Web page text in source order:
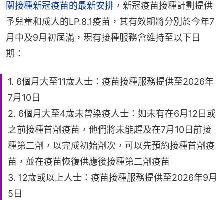
關接種新冠疫苗的最新安排 ，新冠疫苗接種計劃提供
予兒童和成人的LP.8.1疫苗，其有效期將分別於今年7
月中及9月初屆滿，現有接種服務會維持至以下日
期：
1. 6個月大至11歲人士：疫苗接種服務提供至2026年
7月10日
2. 6個月大至4歲未曾染疫人士：如未有在6月12日或
之前接種首劑疫苗，他們將未能趕及在7月10日前接
種第二劑，以完成初始劑次，可以先預約接種首劑疫
苗，並在疫苗恢復供應後接種第二劑疫苗
3. 12歲或以上人士：疫苗接種服務提供至2026年9月
5日